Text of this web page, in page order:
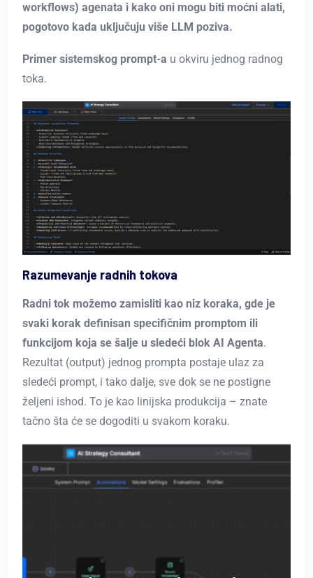
workflows) agenata i kako oni mogu biti moćni alati,
pogotovo kada uključuju više LLM poziva.
Primer sistemskog prompt-a u okviru jednog radnog
toka.
Razumevanje radnih tokova
Radni tok možemo zamisliti kao niz koraka, gde je
svaki korak definisan specifičnim promptom ili
funkcijom koja se šalje u sledeći blok AI Agenta.
Rezultat (output) jednog prompta postaje ulaz za
sledeći prompt, i tako dalje, sve dok se ne postigne
željeni ishod. To je kao linijska produkcija – znate
tačno šta će se dogoditi u svakom koraku.